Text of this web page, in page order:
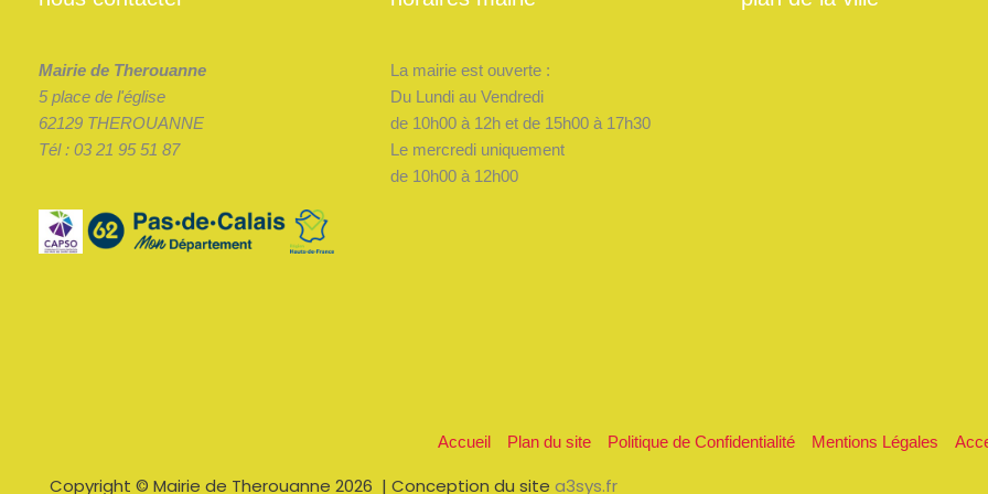
Mairie de Therouanne
5 place de l'église
62129 THEROUANNE
Tél : 03 21 95 51 87
La mairie est ouverte :
Du Lundi au Vendredi
de 10h00 à 12h et de 15h00 à 17h30
Le mercredi uniquement
de 10h00 à 12h00
Accueil Plan du site Politique de Confidentialité Mentions Légales
Copyright © Mairie de Therouanne 2026 | Conception du site a3sys.fr